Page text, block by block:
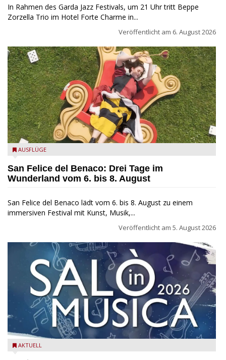
In Rahmen des Garda Jazz Festivals, um 21 Uhr tritt Beppe
Zorzella Trio im Hotel Forte Charme in...
Veröffentlicht am 6. August 2026
San Felice del Benaco: Drei Tage im Wunderland
AUSFLÜGE
San Felice del Benaco: Drei Tage im
Wunderland vom 6. bis 8. August
San Felice del Benaco lädt vom 6. bis 8. August zu einem
immersiven Festival mit Kunst, Musik,...
Veröffentlicht am 5. August 2026
Salò in Musica 2026
AKTUELL